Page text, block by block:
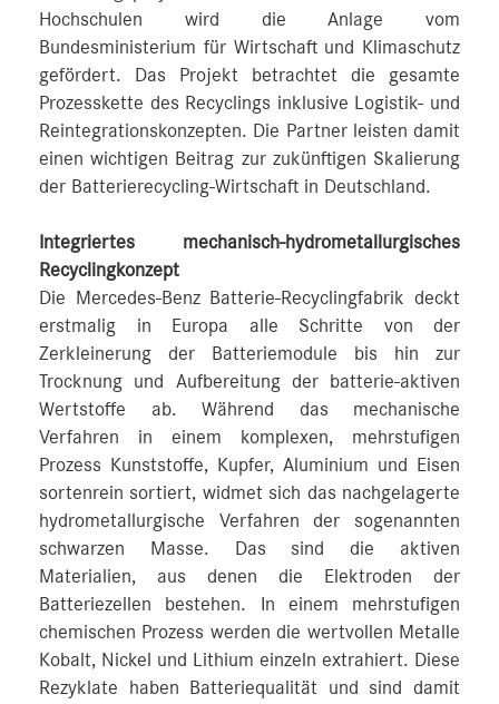
Hochschulen wird die Anlage vom
Bundesministerium für Wirtschaft und Klimaschutz
gefördert. Das Projekt betrachtet die gesamte
Prozesskette des Recyclings inklusive Logistik- und
Reintegrationskonzepten. Die Partner leisten damit
einen wichtigen Beitrag zur zukünftigen Skalierung
der Batterierecycling-Wirtschaft in Deutschland.
Integriertes mechanisch-hydrometallurgisches
Recyclingkonzept
Die Mercedes-Benz Batterie-Recyclingfabrik deckt
erstmalig in Europa alle Schritte von der
Zerkleinerung der Batteriemodule bis hin zur
Trocknung und Aufbereitung der batterie-aktiven
Wertstoffe ab. Während das mechanische
Verfahren in einem komplexen, mehrstufigen
Prozess Kunststoffe, Kupfer, Aluminium und Eisen
sortenrein sortiert, widmet sich das nachgelagerte
hydrometallurgische Verfahren der sogenannten
schwarzen Masse. Das sind die aktiven
Materialien, aus denen die Elektroden der
Batteriezellen bestehen. In einem mehrstufigen
chemischen Prozess werden die wertvollen Metalle
Kobalt, Nickel und Lithium einzeln extrahiert. Diese
Rezyklate haben Batteriequalität und sind damit